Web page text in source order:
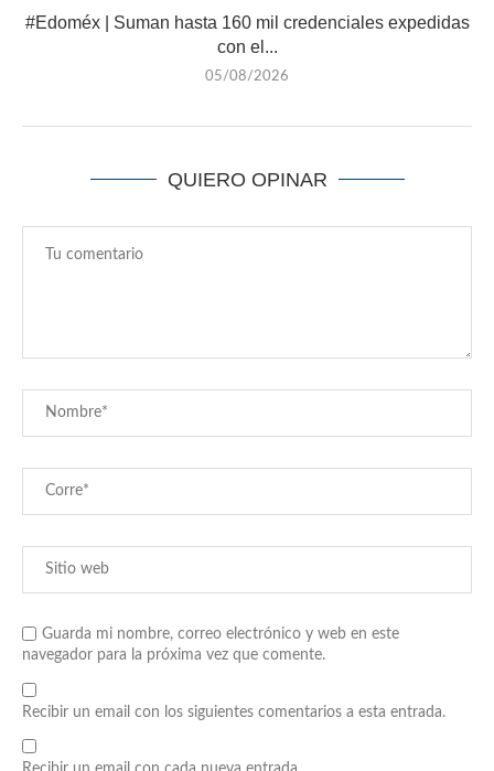
#Edoméx | Suman hasta 160 mil credenciales expedidas
con el...
05/08/2026
QUIERO OPINAR
Guarda mi nombre, correo electrónico y web en este
navegador para la próxima vez que comente.
Recibir un email con los siguientes comentarios a esta entrada.